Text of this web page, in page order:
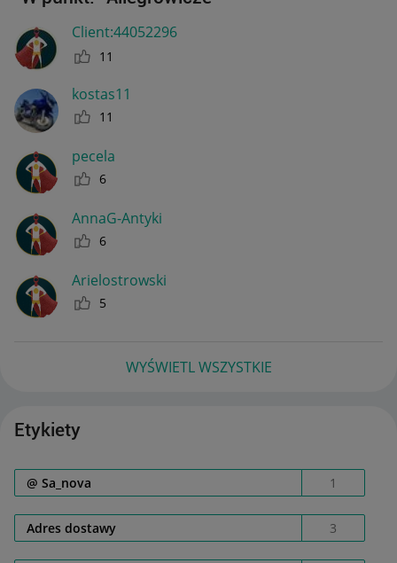
Client:44052296
11
kostas11
11
pecela
6
AnnaG-Antyki
6
Arielostrowski
5
WYŚWIETL WSZYSTKIE
Etykiety
@ Sa_nova 1
Adres dostawy 3